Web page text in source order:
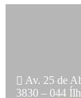
Av. 25 de
3830 – 044